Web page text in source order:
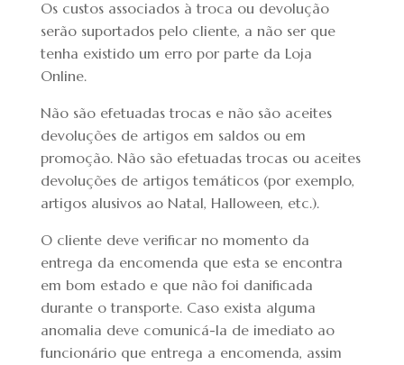
Os custos associados à troca ou devolução
serão suportados pelo cliente, a não ser que
tenha existido um erro por parte da Loja
Online.
Não são efetuadas trocas e não são aceites
devoluções de artigos em saldos ou em
promoção. Não são efetuadas trocas ou aceites
devoluções de artigos temáticos (por exemplo,
artigos alusivos ao Natal, Halloween, etc.).
O cliente deve verificar no momento da
entrega da encomenda que esta se encontra
em bom estado e que não foi danificada
durante o transporte. Caso exista alguma
anomalia deve comunicá-la de imediato ao
funcionário que entrega a encomenda, assim